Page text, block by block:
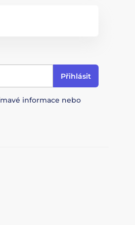
Přihlásit
informace nebo